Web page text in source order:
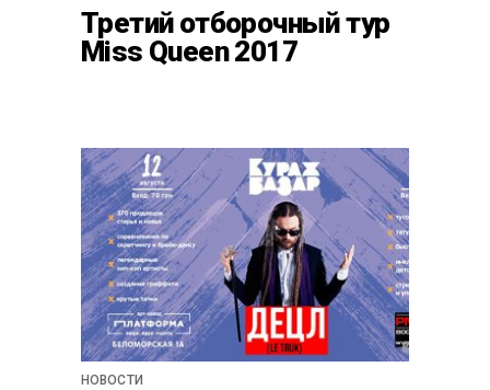
Третий отборочный тур
Miss Queen 2017
НОВОСТИ